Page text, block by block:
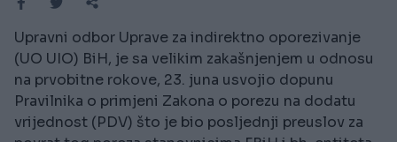
Upravni odbor Uprave za indirektno oporezivanje
(UO UIO) BiH, je sa velikim zakašnjenjem u odnosu
na prvobitne rokove, 23. juna usvojio dopunu
Pravilnika o primjeni Zakona o porezu na dodatu
vrijednost (PDV) što je bio posljednji preuslov za